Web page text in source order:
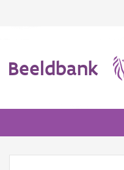
Beeldbank